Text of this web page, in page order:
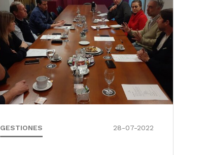
GESTIONES 28-07-2022